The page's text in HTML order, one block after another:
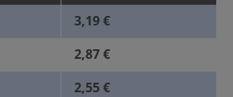
3,19 €
2,87 €
2,55 €